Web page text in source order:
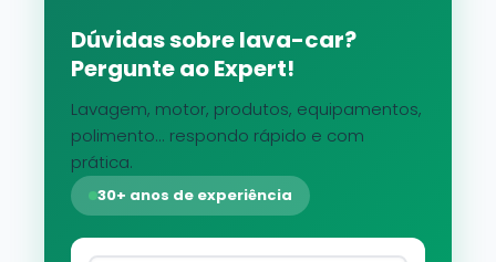
Dúvidas sobre lava-car?
Pergunte ao Expert!
Lavagem, motor, produtos, equipamentos,
polimento... respondo rápido e com
prática.
30+ anos de experiência